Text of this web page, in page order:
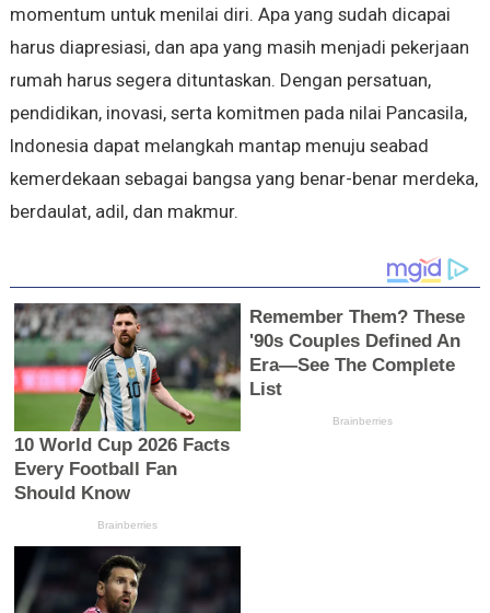
momentum untuk menilai diri. Apa yang sudah dicapai
harus diapresiasi, dan apa yang masih menjadi pekerjaan
rumah harus segera dituntaskan. Dengan persatuan,
pendidikan, inovasi, serta komitmen pada nilai Pancasila,
Indonesia dapat melangkah mantap menuju seabad
kemerdekaan sebagai bangsa yang benar-benar merdeka,
berdaulat, adil, dan makmur.